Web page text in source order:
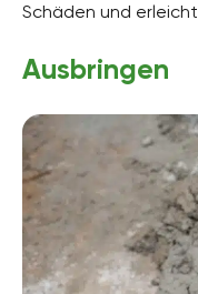
Schäden und
Ausbringen